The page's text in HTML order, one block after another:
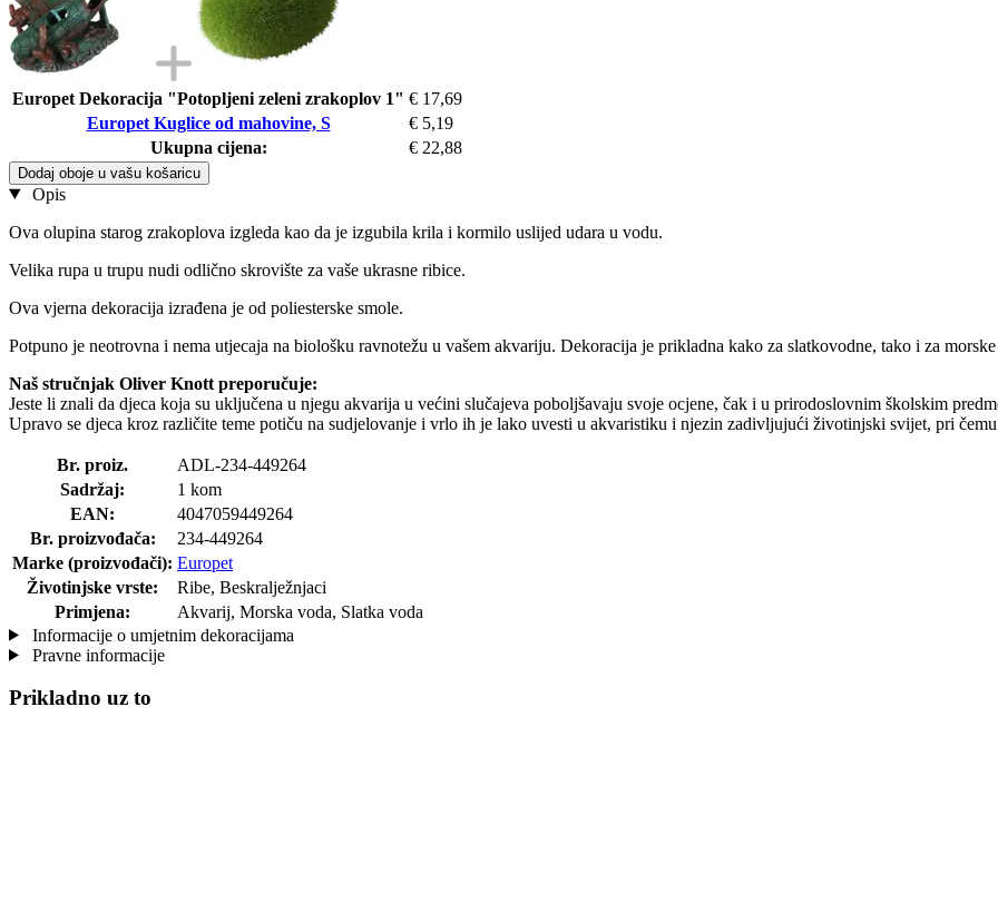
Europet Dekoracija "Potopljeni zeleni zrakoplov 1" € 17,69
Europet Kuglice od mahovine, S
€ 5,19
Ukupna cijena:
€ 22,88
Dodaj oboje u vašu košaricu
Opis
Ova olupina starog zrakoplova izgleda kao da je izgubila krila i kormilo uslijed udara u vodu.
Velika rupa u trupu nudi odlično skrovište za vaše ukrasne ribice.
Ova vjerna dekoracija izrađena je od poliesterske smole.
Potpuno je neotrovna i nema utjecaja na biološku ravnotežu u vašem akvariju. Dekoracija je prikladna kako za slatkovodne, tako i za
Naš stručnjak Oliver Knott preporučuje:
Jeste li znali da djeca koja su uključena u njegu akvarija u većini slučajeva poboljšavaju svoje ocjene, čak i u prirodoslovnim školskim
Upravo se djeca kroz različite teme potiču na sudjelovanje i vrlo ih je lako uvesti u akvaristiku i njezin zadivljujući životinjski svijet, pri
Br. proiz.
ADL-234-449264
Sadržaj:
1 kom
EAN:
4047059449264
Br. proizvođača:
234-449264
Marke (proizvođači): Europet
Životinjske vrste:
Ribe, Beskralježnjaci
Primjena:
Akvarij, Morska voda, Slatka voda
Informacije o umjetnim dekoracijama
Pravne informacije
Prikladno uz to